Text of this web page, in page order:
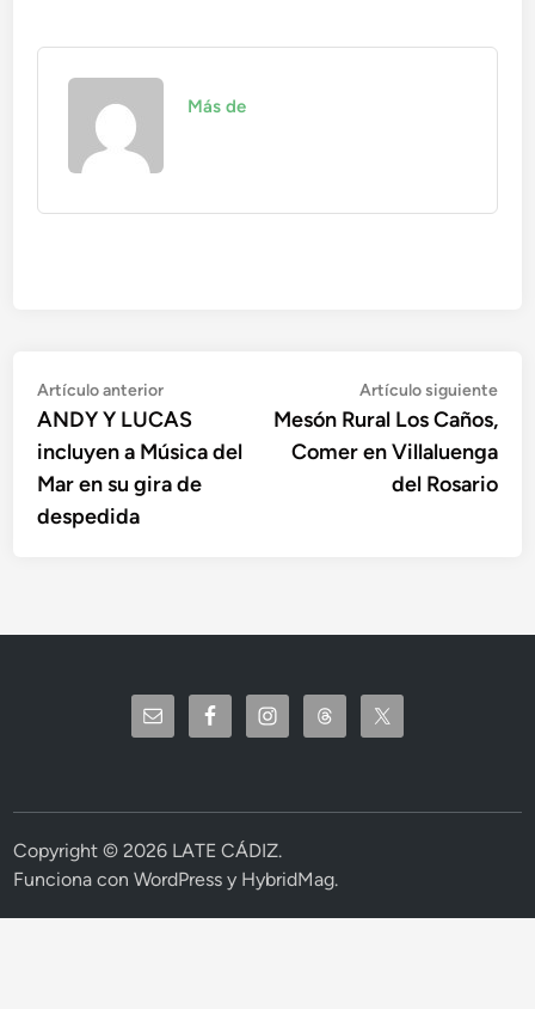
Más de
Navegación
de
entradas
Artículo anteriorArtículo
anterior:
ANDY Y LUCAS
incluyen a Música del
Mar en su gira de
despedida
Artículo siguiente
Mesón Rural Los Caños,
Comer en Villaluenga
del Rosario
Copyright © 2026 LATE CÁDIZ.
Funciona conWordPress y HybridMag.